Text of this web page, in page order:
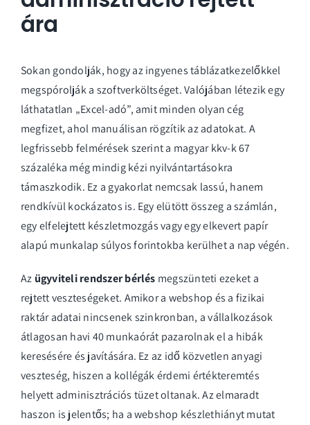
ára
Sokan gondolják, hogy az ingyenes táblázatkezelőkkel
megspórolják a szoftverköltséget. Valójában létezik egy
láthatatlan „Excel-adó”, amit minden olyan cég
megfizet, ahol manuálisan rögzítik az adatokat. A
legfrissebb felmérések szerint a magyar kkv-k 67
százaléka még mindig kézi nyilvántartásokra
támaszkodik. Ez a gyakorlat nemcsak lassú, hanem
rendkívül kockázatos is. Egy elütött összeg a számlán,
egy elfelejtett készletmozgás vagy egy elkevert papír
alapú munkalap súlyos forintokba kerülhet a nap végén.
Az ügyviteli rendszer bérlés megszünteti ezeket a
rejtett veszteségeket. Amikor a webshop és a fizikai
raktár adatai nincsenek szinkronban, a vállalkozások
átlagosan havi 40 munkaórát pazarolnak el a hibák
keresésére és javítására. Ez az idő közvetlen anyagi
veszteség, hiszen a kollégák érdemi értékteremtés
helyett adminisztrációs tüzet oltanak. Az elmaradt
haszon is jelentős; ha a webshop készlethiányt mutat